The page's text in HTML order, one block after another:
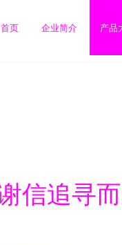
首页 企业简介 产品
信追寻而